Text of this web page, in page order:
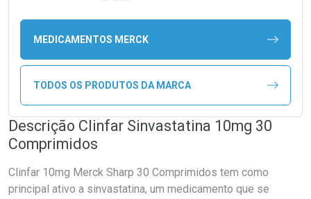
MEDICAMENTOS MERCK
TODOS OS PRODUTOS DA MARCA
Descrição Clinfar Sinvastatina 10mg 30
Comprimidos
Clinfar 10mg Merck Sharp 30 Comprimidos tem como
principal ativo a sinvastatina, um medicamento que se